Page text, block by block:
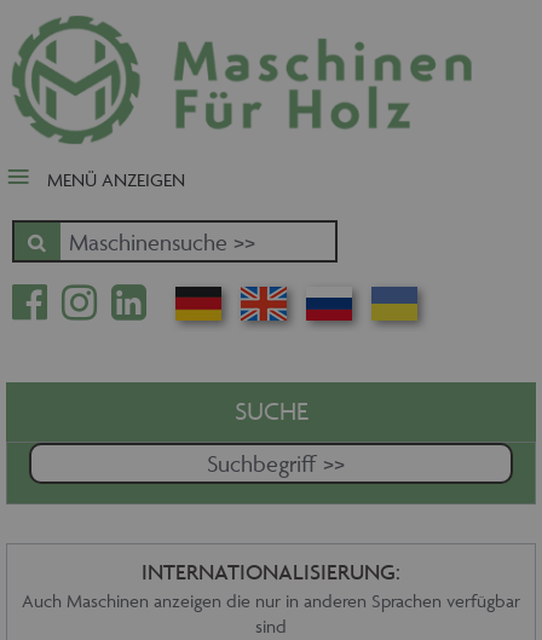
close Submenü
Nach Fertigungsschwerpunkt
Schnäppchen
Zuschnitt - Sägen
Kantenbearbeitung
Fräsen - Bohren - Hobeln - CNC
Oberfläche
Massivholz
Handling - Transportieren -
Stapeln - Verpacken etc.
Absaugen - Versorgen -
Service
MENÜ ANZEIGEN
SUCHE
INTERNATIONALISIERUNG:
Auch Maschinen anzeigen die nur in anderen Sprachen verfügbar
sind